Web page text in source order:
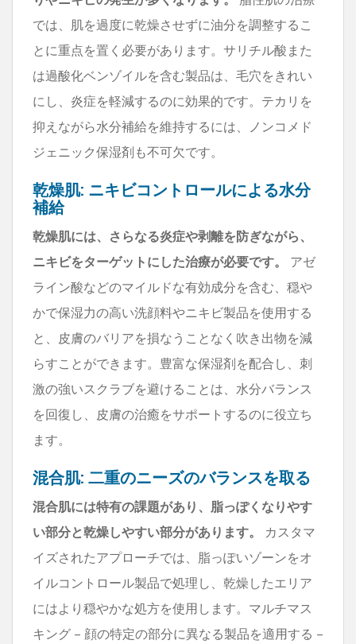
では、肌を過度に乾燥させずに油分を調整するこ
とに重点を置く必要があります。サリチル酸また
は過酸化ベンゾイルを含む製品は、毛穴をきれい
にし、炎症を軽減するのに効果的です。テカリを
抑えながら水分補給を維持するには、ノンコメド
ジェニック保湿剤も不可欠です。
乾燥肌: ニキビコントロールによる水分
補給
乾燥肌には、さらなる炎症や剥離を防ぎながら、
ニキビをターゲットにした治療が必要です。
アゼ
ライン酸などのマイルドな有効成分を含む、穏や
かで保湿力の高い洗顔料やニキビ製品を使用する
と、皮膚のバリアを損なうことなく吹き出物を減
らすことができます。豊富な保湿剤を配合し、刺
激の強いスクラブを避けることは、水分バランス
を回復し、皮膚の治癒をサポートするのに役立ち
ます。
混合肌: 二重のニーズのバランスを取る
混合肌には特有の課題があり、脂っぽくなりやす
い部分と乾燥しやすい部分があります。
カスタマ
イズされたアプローチでは、脂っぽいゾーンをオ
イルコントロール製品で処理し、乾燥したエリア
にはより穏やかな処方を使用します。マルチマス
キング – 顔の特定の部分に異なる製品を適用する –